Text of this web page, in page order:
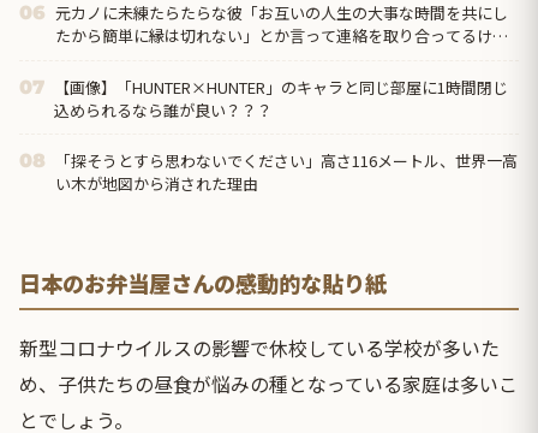
06 元カノに未練たらたらな彼「お互いの人生の大事な時間を共にし
たから簡単に縁は切れない」とか言って連絡を取り合ってるけ
07
【画像】「HUNTER×HUNTER」のキャラと同じ部屋に1時間閉じ
込められるなら誰が良い？？？
08
「探そうとすら思わないでください」高さ116メートル、世界一高
い木が地図から消された理由
日本のお弁当屋さんの感動的な貼り紙
新型コロナウイルスの影響で休校している学校が多いた
め、子供たちの昼食が悩みの種となっている家庭は多いこ
とでしょう。